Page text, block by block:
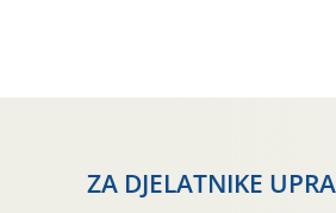
ZA DJELATNIKE